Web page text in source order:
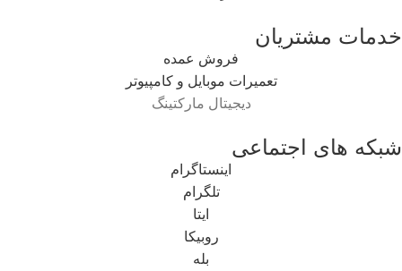
خدمات مشتریان
فروش عمده
تعمیرات موبایل و کامپیوتر
دیجیتال مارکتینگ
شبکه های اجتماعی
اینستاگرام
تلگرام
ایتا
روبیکا
بله